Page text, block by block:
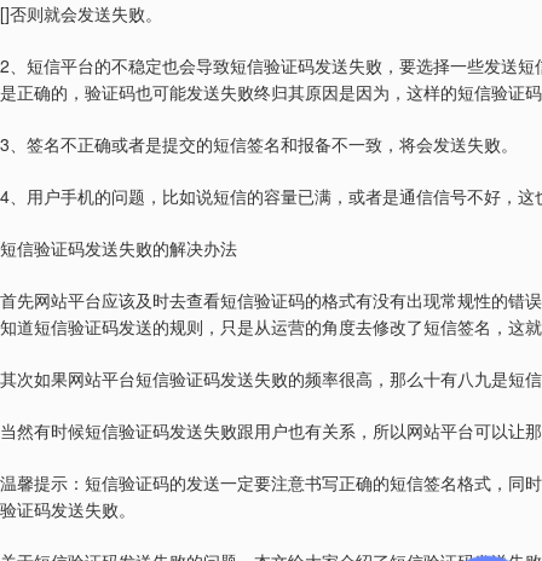
[]否则就会发送失败。
2、短信平台的不稳定也会导致短信验证码发送失败，要选择一些发送
是正确的，验证码也可能发送失败终归其原因是因为，这样的短信验证
3、签名不正确或者是提交的短信签名和报备不一致，将会发送失败。
4、用户手机的问题，比如说短信的容量已满，或者是通信信号不好，
短信验证码发送失败的解决办法
首先网站平台应该及时去查看短信验证码的格式有没有出现常规性的错
知道短信验证码发送的规则，只是从运营的角度去修改了短信签名，这
其次如果网站平台短信验证码发送失败的频率很高，那么十有八九是短
当然有时候短信验证码发送失败跟用户也有关系，所以网站平台可以让
温馨提示：短信验证码的发送一定要注意书写正确的短信签名格式，同
验证码发送失败。